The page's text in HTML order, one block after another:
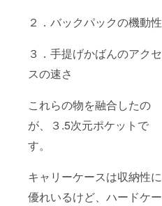
２．バックパックの機動性
３．手提げかばんのアクセ
スの速さ
これらの物を融合したの
が、３.5次元ポケットで
す。
キャリーケースは収納性に
優れいるけど、ハードケー